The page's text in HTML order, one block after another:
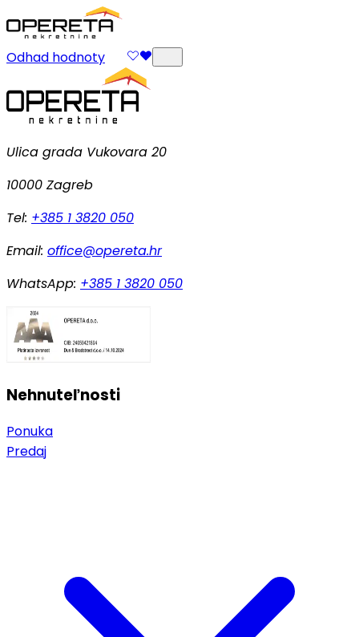
Odhad hodnoty
Ulica grada Vukovara 20
10000 Zagreb
Tel: +385 1 3820 050
Email: office@opereta.hr
WhatsApp: +385 1 3820 050
Nehnuteľnosti
Ponuka
Predaj